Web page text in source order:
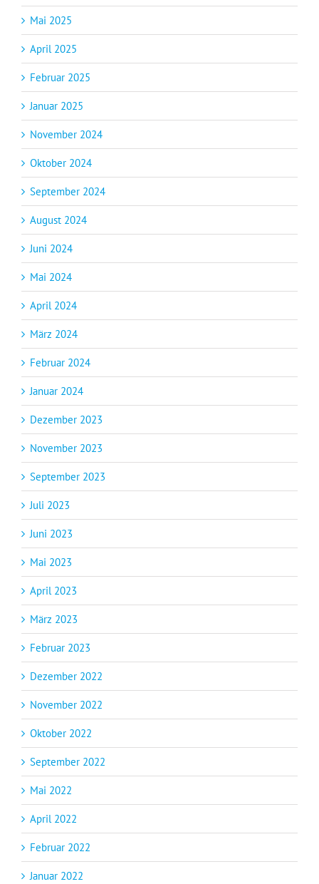
Mai 2025
April 2025
Februar 2025
Januar 2025
November 2024
Oktober 2024
September 2024
August 2024
Juni 2024
Mai 2024
April 2024
März 2024
Februar 2024
Januar 2024
Dezember 2023
November 2023
September 2023
Juli 2023
Juni 2023
Mai 2023
April 2023
März 2023
Februar 2023
Dezember 2022
November 2022
Oktober 2022
September 2022
Mai 2022
April 2022
Februar 2022
Januar 2022